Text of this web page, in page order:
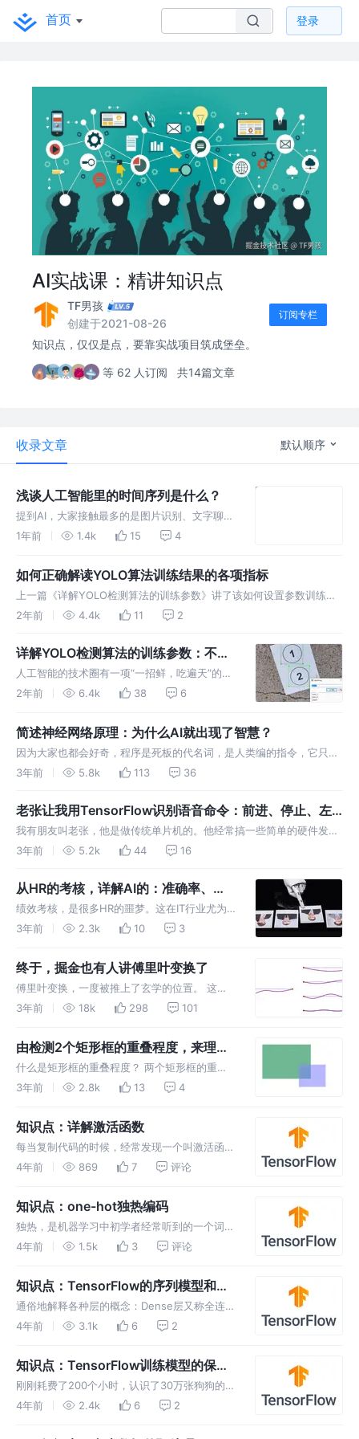
首页 登录
AI实战课：精讲知识点
TF男孩
创建于2021-08-26
订阅专栏
知识点，仅仅是点，要靠实战项目筑成堡垒。
等 62 人订阅 共14篇文章
收录文章 默认顺序
浅谈人工智能里的时间序列是什么？
提到AI，大家接触最多的是图片识别、文字聊天
这些。其实还有一类领域，大众不怎么知道，那
义，就是依照时间顺序列举数据。它和时间有比
较强的依赖关系……
1年前 1.4k 15 4
如何正确解读YOLO算法训练结果的各项指标
上一篇《详解YOLO检测算法的训练参数》讲了该如何设置参数训练。
这一篇说说模型训练完，怎么看它训练的好不好。这就像开车跑长途，
目标检
2年前 4.4k 11 2
详解YOLO检测算法的训练参数：不是
它不好用，是你不会用
人工智能的技术圈有一项“一招鲜，吃遍天”的免
费开源技术。软件外包公司拿着它就可以吃饱喝
法。 对于外行人，不管是做交通、医疗、环保
还是机械行业的，他们往往会认为
2年前 6.4k 38 6
简述神经网络原理：为什么AI就出现了智慧？
因为大家也都会好奇，程序是死板的代名词，是人类编的指令，它只会
按照设定的代码，一步一步地去执行。它怎么能产生智慧呢？
3年前 5.8k 113 36
老张让我用TensorFlow识别语音命令：前进、停止、左
转、右转
我有朋友叫老张，他是做传统单片机的。他经常搞一些简单的硬件发
明，比如他家窗帘的打开和关闭，就是他亲自设计的电路板控制的。他
3年前 5.2k 44 16
从HR的考核，详解AI的：准确率、精
确率、召回率
绩效考核，是很多HR的噩梦。这在IT行业尤为
突出。 我见过很多IT公司的HR，因为思考如何
3年前 2.3k 10 3
终于，掘金也有人讲傅里叶变换了
傅里叶变换，一度被推上了玄学的位置。 这位
说，了解了它，能改变你，认识世界的方式。也
看懂教程、掐死教程。但是，当他们亮出数学公
式的那一刻，很多人陷入沉思：我…
3年前 18k 298 101
由检测2个矩形框的重叠程度，来理理
解决问题的思路
什么是矩形框的重叠程度？ 两个矩形框的重叠
关系存在很多种可能性：横向有交集、纵向有交
检测重叠程度？这其实是我在工作中遇到的一个
问题。
3年前 2.8k 13 4
知识点：详解激活函数
每当复制代码的时候，经常发现一个叫激活函数
的东西，其中类似activation='relu'形状的，就
能干啥？
4年前 869 7 评论
知识点：one-hot独热编码
独热，是机器学习中初学者经常听到的一个词。
从字面意义看，独表示唯独，一家独大，独占鳌
4年前 1.5k 3 评论
知识点：TensorFlow的序列模型和各
种层
通俗地解释各种层的概念：Dense层又称全连接
层，是神经网络中最常见的一个层，它既能当输
般用于图像处理，用于寻找图像的局部特征。池
化层，可以简单理解成压缩。
4年前 3.1k 6 2
知识点：TensorFlow训练模型的保存
和恢复
刚刚耗费了200个小时，认识了30万张狗狗的图
片，并计算出了他们的特征，能够轻松分辨出哈
4年前 2.4k 6 2